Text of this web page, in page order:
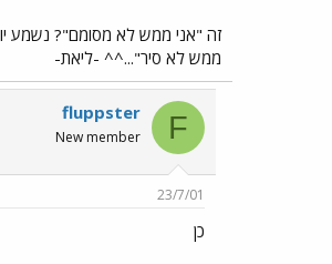
זה "אני ממש לא מסומם"? נשמע
ממש לא סיר"...^^ -ליאת-
F
fluppster
New member
23/7/01
כן